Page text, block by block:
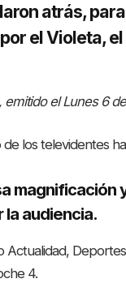
atrás,
el Violeta,
el Lunes 6
los televidentes
magnificación
la audiencia.
Actualidad,
4.